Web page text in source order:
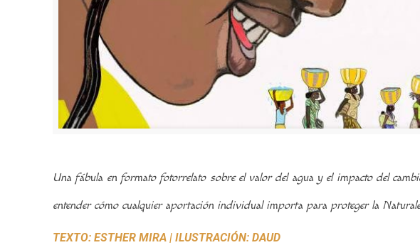
Una fábula en formato fotorrelato sobre el valor del agua y el impacto del
entender cómo cualquier aportación individual importa para proteger la
TEXTO: ESTHER MIRA | ILUSTRACIÓN: DAUD